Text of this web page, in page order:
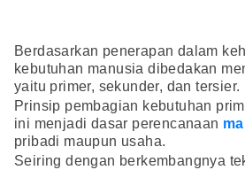
Berdasarkan penerapan dalam
kebutuhan manusia dibedakan
yaitu primer, sekunder, dan tersier.
Prinsip pembagian kebutuhan
ini menjadi dasar perencanaan
pribadi maupun usaha.
Seiring dengan berkembangnya